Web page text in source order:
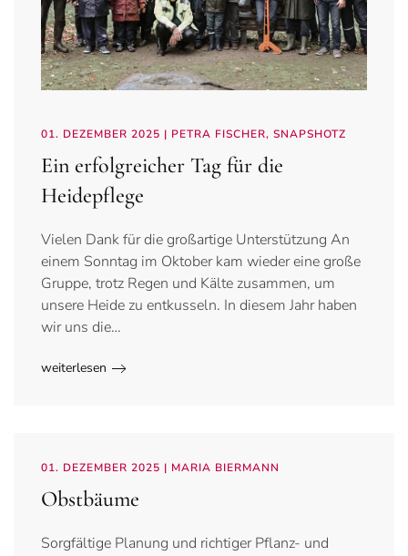
01. DEZEMBER 2025 | PETRA FISCHER, SNAPSHOTZ
Ein erfolgreicher Tag für die
Heidepflege
Vielen Dank für die großartige Unterstützung An
einem Sonntag im Oktober kam wieder eine große
Gruppe, trotz Regen und Kälte zusammen, um
unsere Heide zu entkusseln. In diesem Jahr haben
wir uns die…
weiterlesen
01. DEZEMBER 2025 | MARIA BIERMANN
Obstbäume
Sorgfältige Planung und richtiger Pflanz- und